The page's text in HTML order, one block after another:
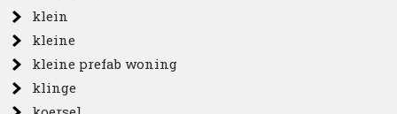
klein
kleine
kleine prefab woning
klinge